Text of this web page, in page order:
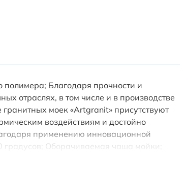
полимера; Благодаря прочности и
отраслях, в том числе и в производстве
моек «Artgranit» присутствуют
воздействиям и достойно
применению инновационной
градусов; Оборачиваемая чаша мойки;